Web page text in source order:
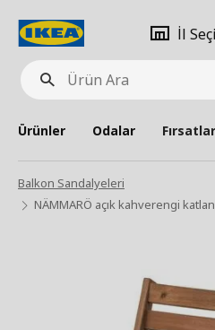
Ürün
Ara
İl
Ürünler Odalar Fırsatlar
Balkon Sandalyeleri
NÄMMARÖ açık kahverengi